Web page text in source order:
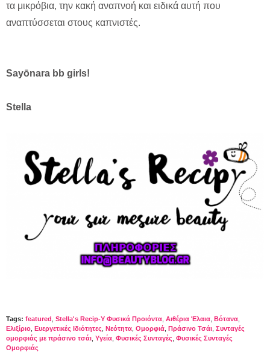
τα μικρόβια, την κακή αναπνοή και ειδικά αυτή που
αναπτύσσεται στους καπνιστές.
Sayōnara bb girls!
Stella
Tags: featured Stella's Recip-Y Φυσικά Προιόντα Αιθέρια Έλαια Βότανα
Ελιξίριο Ευεργετικές Ιδιότητες Νεότητα Ομορφιά Πράσινο Τσάι Συνταγές
ομορφιάς με πράσινο τσάι Υγεία Φυσικές Συνταγές Φυσικές Συνταγές
Ομορφιάς